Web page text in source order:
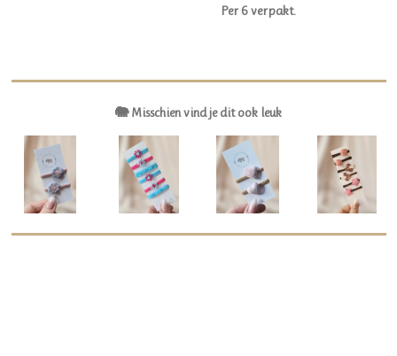
Per 6 verpakt.
🐘 Misschien vind je dit ook leuk